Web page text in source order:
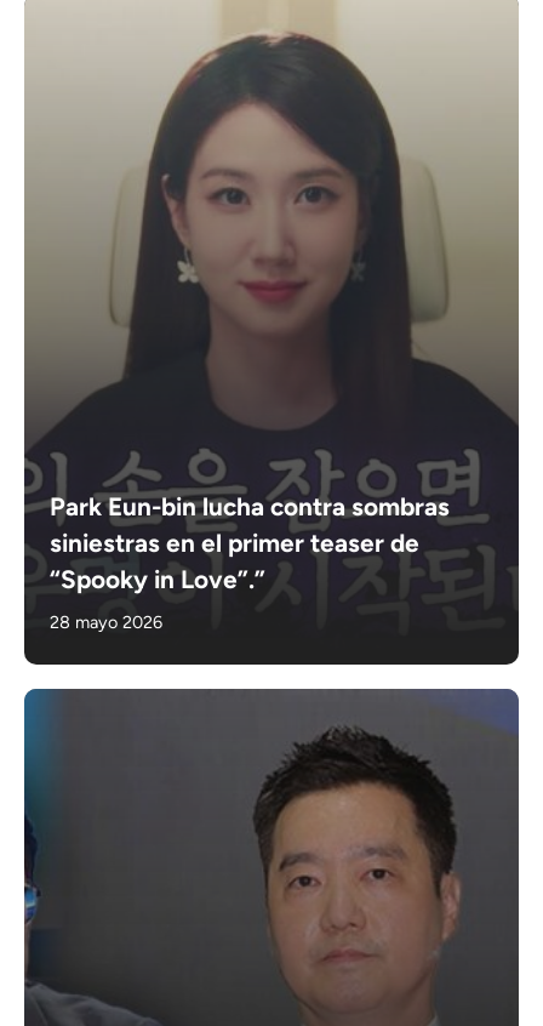
Park Eun-bin lucha contra sombras
siniestras en el primer teaser de
“Spooky in Love”.”
28 mayo 2026